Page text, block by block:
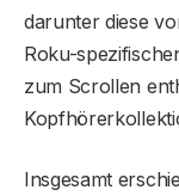
darunter diese
Roku-
zum Scrollen
Insgesamt